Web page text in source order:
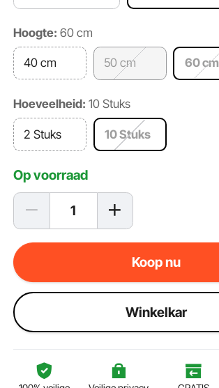
Hoogte: 60 cm
40 cm 50 cm 60 cm
Hoeveelheid: 10 Stuks
2 Stuks 10 Stuks
Op voorraad
Koop nu
Winkelkar